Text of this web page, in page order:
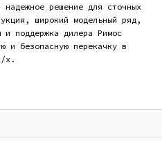
решение для сточных
широкий модельный ряд,
и поддержка дилера Римос
и безопасную перекачку в
х.